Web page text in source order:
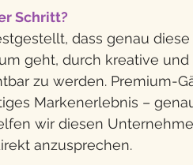
Schritt?
dass genau
geht, durch kreative
zu werden. Premium-
Markenerlebnis –
wir diesen
anzusprechen.